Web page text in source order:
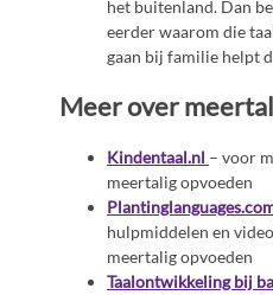
het buitenland. Dan
eerder waarom die
gaan bij familie helpt
Meer over
Kindentaal.nl – voor
meertalig opvoeden
hulpmiddelen en
meertalig opvoeden
Taalontwikkeling bij